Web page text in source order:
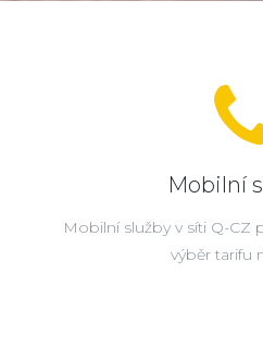
Mobilní
Mobilní služby v síti Q-CZ
výběr tarifu